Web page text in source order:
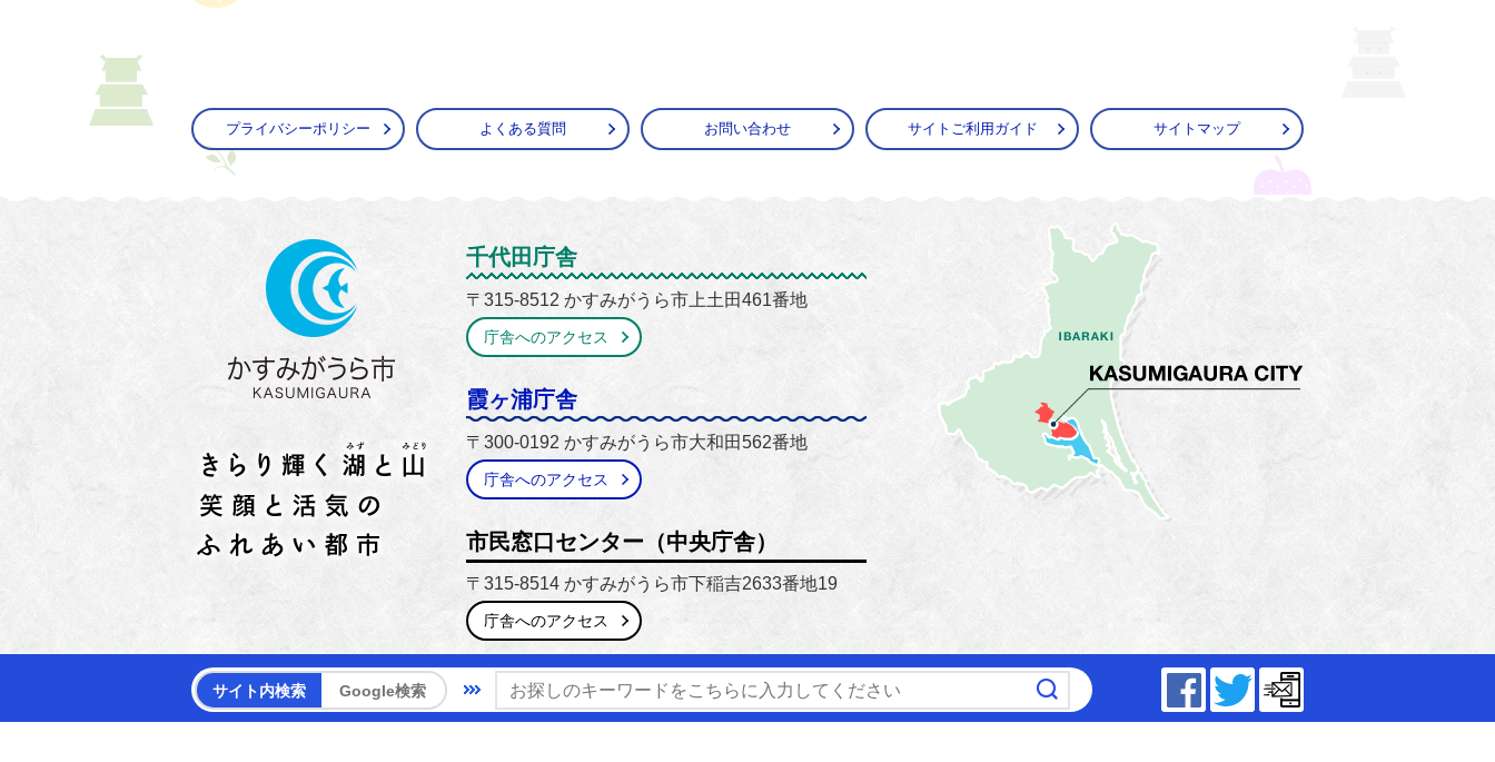
サイト内検索 Google検索 FacebookTwitter
プライバシーポリシー よくある質問 お問い合わせ サイトご利用ガイド サイトマップ
かすみがうら市
千代田庁舎
〒315-8512 かすみがうら市上土田461番地
庁舎へのアクセス
霞ヶ浦庁舎
〒300-0192 かすみがうら市大和田562番地
庁舎へのアクセス
市民窓口センター（中央庁舎）
〒315-8514 かすみがうら市下稲吉2633番地19
庁舎へのアクセス
【電話番号】0299-59-2111 / 029-897-1111
【開庁時間】8時30分～17時15分（平日）
【窓口延長】市民窓口センター（中央庁舎）のみ毎週木曜日 17時15分～19時（祝日は除く）